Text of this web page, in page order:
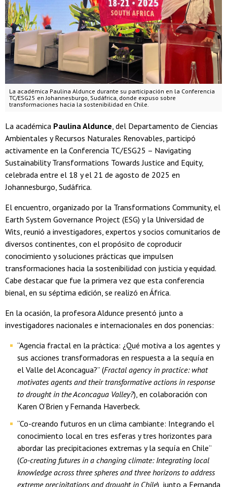
La académica Paulina Aldunce durante su participación en la Conferencia
TC/ESG25 en Johannesburgo, Sudáfrica, donde expuso sobre
transformaciones hacia la sostenibilidad en Chile.
La académica Paulina Aldunce , del Departamento de Ciencias
Ambientales y Recursos Naturales Renovables, participó
activamente en la Conferencia TC/ESG25 – Navigating
Sustainability Transformations Towards Justice and Equity,
celebrada entre el 18 y el 21 de agosto de 2025 en
Johannesburgo, Sudáfrica.
El encuentro, organizado por la Transformations Community, el
Earth System Governance Project (ESG) y la Universidad de
Wits, reunió a investigadores, expertos y socios comunitarios de
diversos continentes, con el propósito de coproducir
conocimiento y soluciones prácticas que impulsen
transformaciones hacia la sostenibilidad con justicia y equidad.
Cabe destacar que fue la primera vez que esta conferencia
bienal, en su séptima edición, se realizó en África.
En la ocasión, la profesora Aldunce presentó junto a
investigadores nacionales e internacionales en dos ponencias:
“Agencia fractal en la práctica: ¿Qué motiva a los agentes y
sus acciones transformadoras en respuesta a la sequía en
el Valle del Aconcagua?” (Fractal agency in practice: what
motivates agents and their transformative actions in response
to drought in the Aconcagua Valley?), en colaboración con
Karen O’Brien y Fernanda Haverbeck.
“Co-creando futuros en un clima cambiante: Integrando el
conocimiento local en tres esferas y tres horizontes para
abordar las precipitaciones extremas y la sequía en Chile”
(Co-creating futures in a changing climate: Integrating local
knowledge across three spheres and three horizons to address
extreme precipitations and drought in Chile), junto a Fernanda